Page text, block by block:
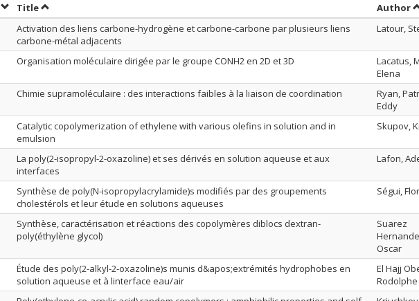
Sort by date in descending order
TitleSort by title in descending order Author
Activation des liens carbone-hydrogène et carbone-carbone par plusieurs liens
carbone-métal adjacents
Latour,
Organisation moléculaire dirigée par le groupe CONH2 en 2D et 3D
Lacatus,
Elena
Chimie supramoléculaire : des interactions faibles à la liaison de coordination
Ryan,
Eddy
Catalytic copolymerization of ethylene with various olefins in solution and in
emulsion
Skupov,
La poly(2-isopropyl-2-oxazoline) et ses dérivés en solution aqueuse et aux
interfaces
Lafon,
Synthèse de poly(N-isopropylacrylamide)s modifiés par des groupements
cholestérols et leur étude en solutions aqueuses
Ségui,
Synthèse, caractérisation et réactions des copolymères diblocs dextran-
poly(éthylène glycol)
Suarez
Oscar
Étude des poly(2-alkyl-2-oxazoline)s munis d&apos;extrémités hydrophobes en
solution aqueuse et à linterface eau/air
El Hajj
Rodolphe